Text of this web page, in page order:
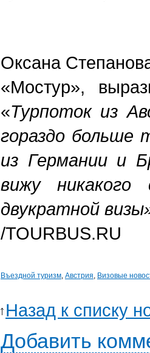
Оксана
«Мостур»,
«Турпоток из
гораздо больше
из Германии и
вижу никакого
двукратной
/TOURBUS.RU
Въездной туризм, Австрия, Визовые
Назад к списку
Добавить